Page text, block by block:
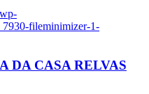
fileminimizer-1-
DA CASA RELVAS